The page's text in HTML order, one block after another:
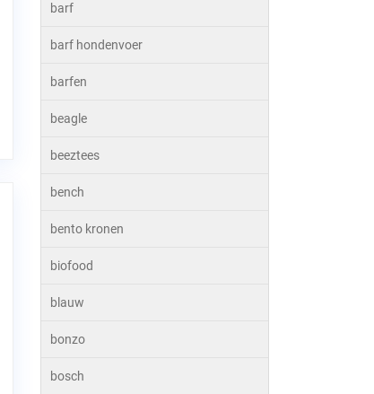
barf
barf hondenvoer
barfen
beagle
beeztees
bench
bento kronen
biofood
blauw
bonzo
bosch